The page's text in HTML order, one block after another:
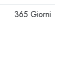
365 Giorni